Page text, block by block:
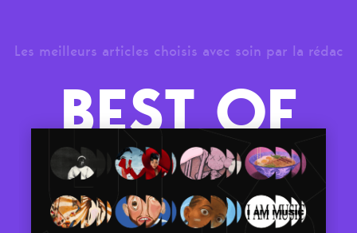
Les meilleurs articles choisis avec soin par la rédac
BEST OF